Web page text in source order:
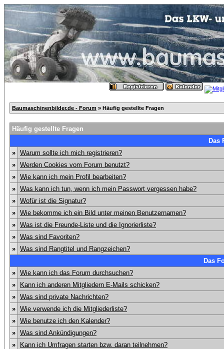
Baumaschinenbilder.de - Forum » Häufig gestellte Fragen
Häufig gestellte Fragen
Das
» Warum sollte ich mich registrieren?
» Werden Cookies vom Forum benutzt?
» Wie kann ich mein Profil bearbeiten?
» Was kann ich tun, wenn ich mein Passwort vergessen habe?
» Wofür ist die Signatur?
» Wie bekomme ich ein Bild unter meinen Benutzernamen?
» Was ist die Freunde-Liste und die Ignorierliste?
» Was sind Favoriten?
» Was sind Rangtitel und Rangzeichen?
Das
» Wie kann ich das Forum durchsuchen?
»
Kann ich anderen Mitgliedern E-Mails schicken?
» Was sind private Nachrichten?
» Wie verwende ich die Mitgliederliste?
» Wie benutze ich den Kalender?
» Was sind Ankündigungen?
»
Kann ich Umfragen starten bzw. daran teilnehmen?